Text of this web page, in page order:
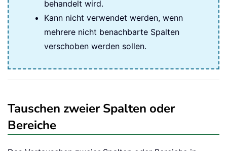
behandelt wird.
Kann nicht verwendet werden, wenn
mehrere nicht benachbarte Spalten
verschoben werden sollen.
Tauschen zweier Spalten oder
Bereiche